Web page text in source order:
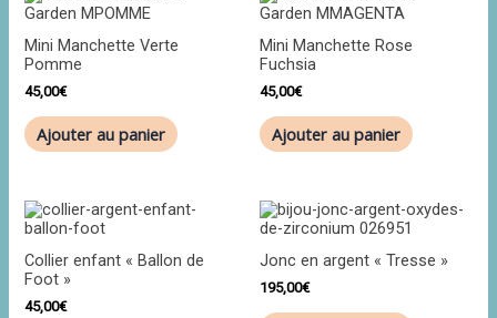
Mini Manchette Verte
Pomme
45,00€
Ajouter au panier
Mini Manchette Rose
Fuchsia
45,00€
Ajouter au panier
Collier enfant « Ballon de
Foot »
45,00€
Jonc en argent « Tresse »
195,00€